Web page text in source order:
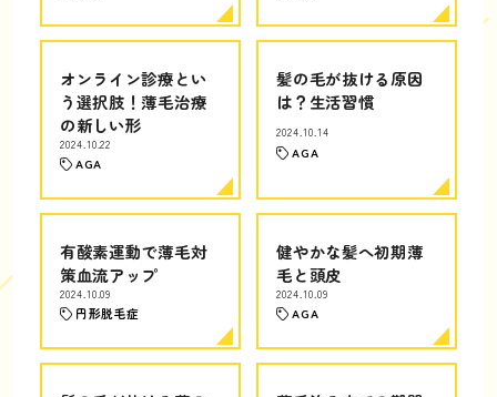
オンライン診療とい
う選択肢！薄毛治療
の新しい形
2024.10.22
AGA
髪の毛が抜ける原因
は？生活習慣
2024.10.14
AGA
有酸素運動で薄毛対
策血流アップ
2024.10.09
円形脱毛症
健やかな髪へ初期薄
毛と頭皮
2024.10.09
AGA